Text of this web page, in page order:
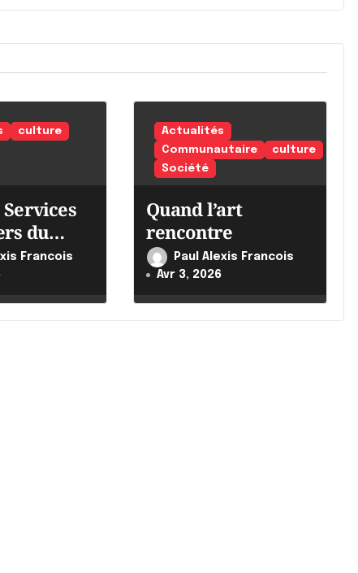
culture
Services
du
Francois
Actualités
Communautaire
culture
Société
Quand l’art
rencontre
Paul Alexis Francois
Avr 3, 2026